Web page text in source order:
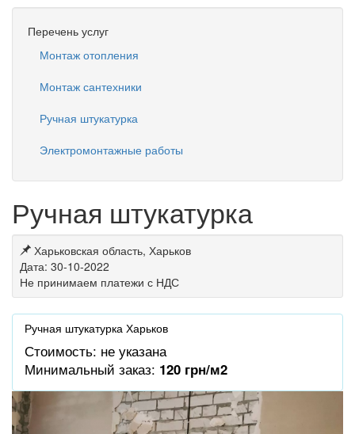
Перечень услуг
Монтаж отопления
Монтаж сантехники
Ручная штукатурка
Электромонтажные работы
Ручная штукатурка
Харьковская область, Харьков
Дата: 30-10-2022
Не принимаем платежи с НДС
Ручная штукатурка Харьков
Стоимость: не указана
Минимальный заказ: 120 грн/м2